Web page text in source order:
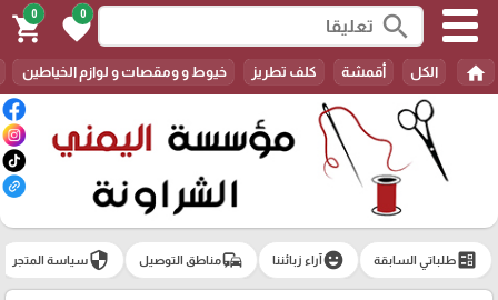
search
0
favorite
0
shopping_cart
home الكل أقمشة كلف تطريز خيوط و ومقصات و لوازم الخياطين
ballotطلباتي السابقة emoji_emotionsآراء زبائننا commuteمناطق التوصيل securityسياسة المتجر